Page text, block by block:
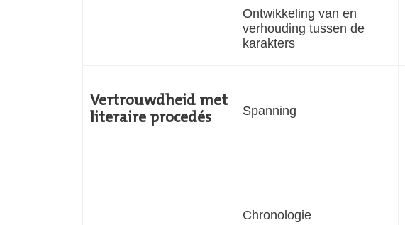
Ontwikkeling van en
verhouding tussen de
karakters
Vertrouwdheid met
literaire procedés
Spanning
Chronologie